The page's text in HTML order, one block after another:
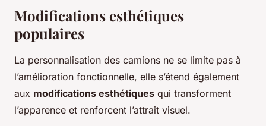
Modifications esthétiques
populaires
La personnalisation des camions ne se limite pas à
l’amélioration fonctionnelle, elle s’étend également
aux modifications esthétiques qui transforment
l’apparence et renforcent l’attrait visuel.